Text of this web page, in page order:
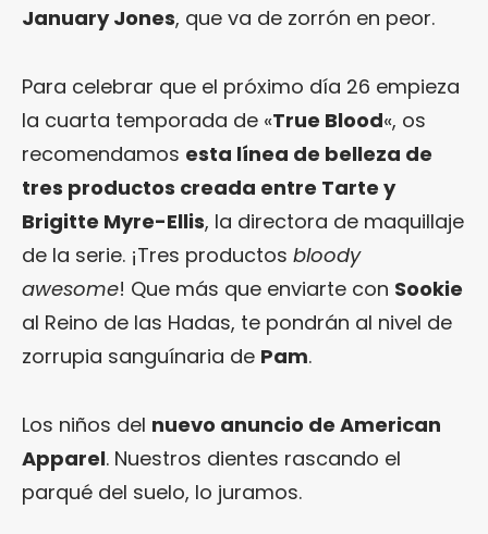
January Jones, que va de zorrón en peor.
Para celebrar que el próximo día 26 empieza
la cuarta temporada de «True Blood«, os
recomendamos esta línea de belleza de
tres productos creada entre Tarte y
Brigitte Myre-Ellis, la directora de maquillaje
de la serie. ¡Tres productos bloody
awesome! Que más que enviarte con Sookie
al Reino de las Hadas, te pondrán al nivel de
zorrupia sanguínaria de Pam.
Los niños del nuevo anuncio de American
Apparel. Nuestros dientes rascando el
parqué del suelo, lo juramos.